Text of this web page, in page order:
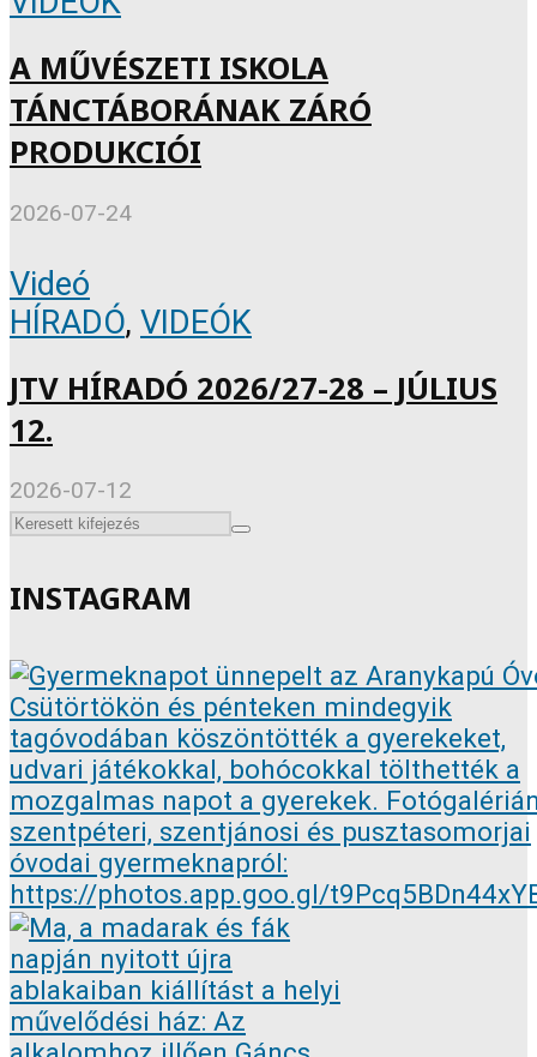
A MŰVÉSZETI ISKOLA
TÁNCTÁBORÁNAK ZÁRÓ
PRODUKCIÓI
2026-07-24
Videó
HÍRADÓ, VIDEÓK
JTV HÍRADÓ 2026/27-28 – JÚLIUS
12.
2026-07-12
INSTAGRAM